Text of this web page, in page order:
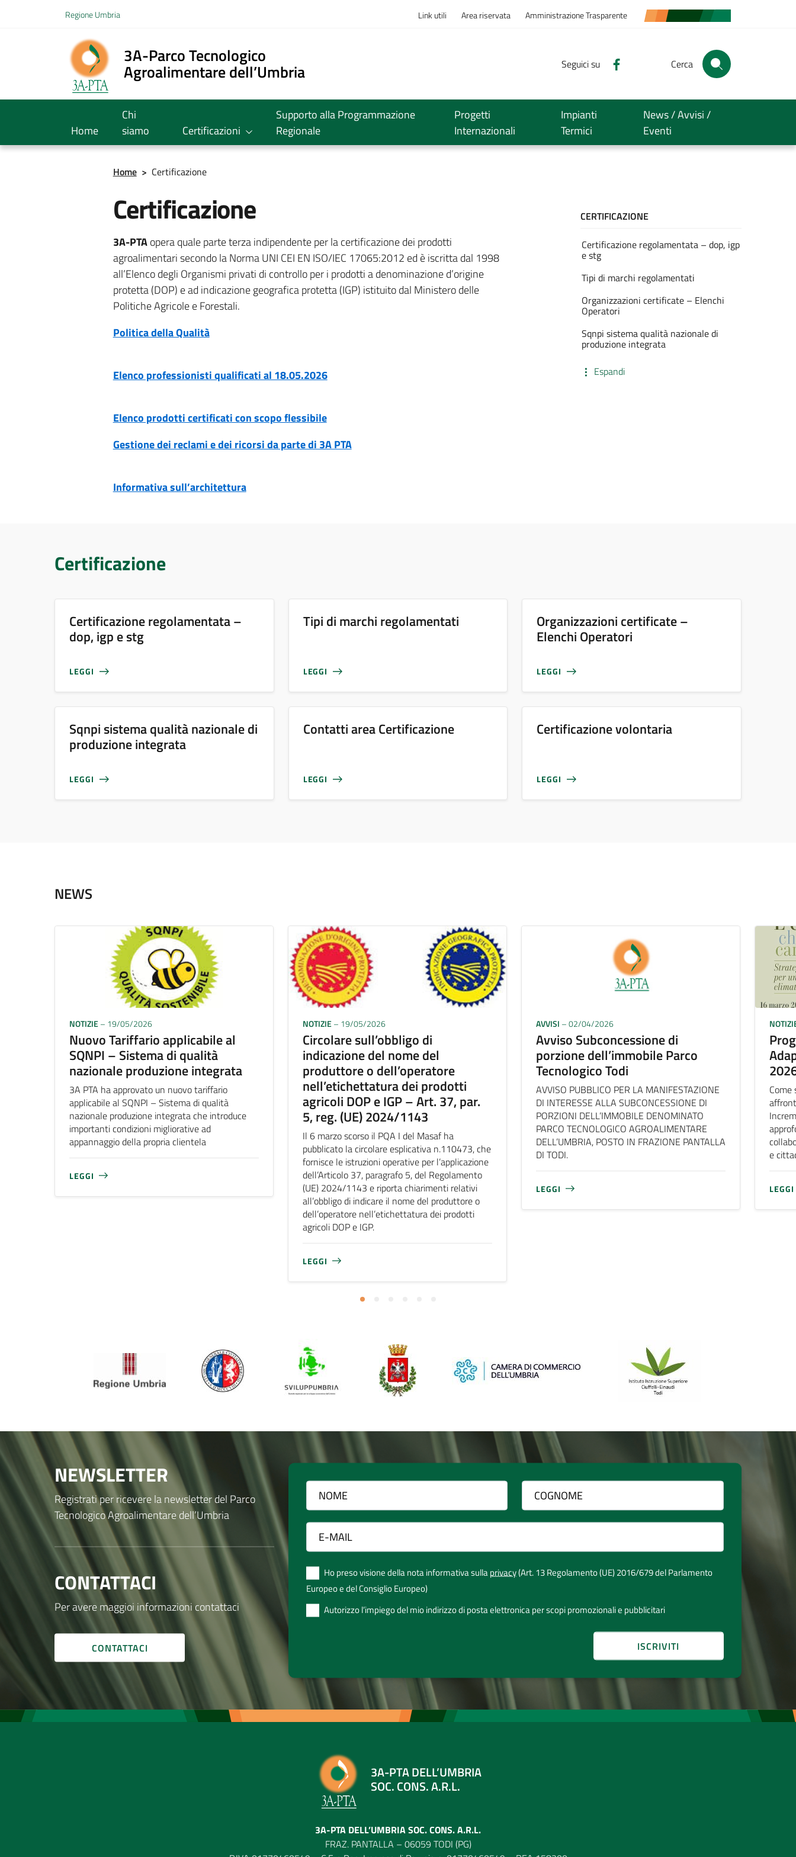
Vai al menu di navigazione
Regione Umbria Link utili Area riservata Amministrazione Trasparente
3A-Parco Tecnologico
Agroalimentare dell’Umbria Seguici su Cerca
Home
Chi
siamo
Certificazioni
Supporto alla Programmazione
Regionale
Progetti
Internazionali
Impianti
Termici
News / Avvisi /
Eventi
Home > Certificazione
Certificazione
3A-PTAopera quale parte terza indipendente per la certificazione dei prodotti
agroalimentari secondo la Norma UNI CEI EN ISO/IEC 17065:2012 ed è iscritta dal 1998
all’Elenco degli Organismi privati di controllo per i prodotti a denominazione d’origine
protetta (DOP) e ad indicazione geografica protetta (IGP) istituito dal Ministero delle
Politiche Agricole e Forestali.
Politica della Qualità
Elenco professionisti qualificati al 18.05.2026
Elenco prodotti certificati con scopo flessibile
Gestione dei reclami e dei ricorsi da parte di 3A PTA
Informativa sull’architettura
CERTIFICAZIONE
Certificazione regolamentata – dop, igp
e stg
Tipi di marchi regolamentati
Organizzazioni certificate – Elenchi
Operatori
Sqnpi sistema qualità nazionale di
produzione integrata
Espandi
Certificazione
Certificazione regolamentata –
dop, igp e stg
LEGGI
Tipi di marchi regolamentati
LEGGI
Organizzazioni certificate –
Elenchi Operatori
LEGGI
Sqnpi sistema qualità nazionale di
produzione integrata
LEGGI
Contatti area Certificazione
LEGGI
Certificazione volontaria
LEGGI
NEWS
NOTIZIE– 19/05/2026
Nuovo Tariffario applicabile al
SQNPI – Sistema di qualità
nazionale produzione integrata
3A PTA ha approvato un nuovo tariffario
applicabile al SQNPI – Sistema di qualità
nazionale produzione integrata che introduce
importanti condizioni migliorative ad
appannaggio della propria clientela
LEGGI
NOTIZIE– 19/05/2026
Circolare sull’obbligo di
indicazione del nome del
produttore o dell’operatore
nell’etichettatura dei prodotti
agricoli DOP e IGP – Art. 37, par.
5, reg. (UE) 2024/1143
Il 6 marzo scorso il PQA I del Masaf ha
pubblicato la circolare esplicativa n.110473, che
fornisce le istruzioni operative per l’applicazione
dell’Articolo 37, paragrafo 5, del Regolamento
(UE) 2024/1143 e riporta chiarimenti relativi
all’obbligo di indicare il nome del produttore o
dell’operatore nell’etichettatura dei prodotti
agricoli DOP e IGP.
LEGGI
AVVISI – 02/04/2026
Avviso Subconcessione di
porzione dell’immobile Parco
Tecnologico Todi
AVVISO PUBBLICO PER LA MANIFESTAZIONE
DI INTERESSE ALLA SUBCONCESSIONE DI
PORZIONI DELL’IMMOBILE DENOMINATO
PARCO TECNOLOGICO AGROALIMENTARE
DELL’UMBRIA, POSTO IN FRAZIONE PANTALLA
DI TODI.
LEGGI
e
LEGGI
NEWSLETTER
Registrati per ricevere la newsletter del Parco
Tecnologico Agroalimentare dell’Umbria
CONTATTACI
Per avere maggioi informazioni contattaci
CONTATTACI
Ho preso visione della nota informativa sullaprivacy(Art. 13 Regolamento (UE) 2016/679 del Parlamento
Europeo e del Consiglio Europeo)
Autorizzo l’impiego del mio indirizzo di posta elettronica per scopi promozionali e pubblicitari
3A-PTA DELL’UMBRIA
SOC. CONS. A.R.L.
3A-PTA DELL’UMBRIA SOC. CONS. A.R.L.
FRAZ. PANTALLA – 06059 TODI (PG)